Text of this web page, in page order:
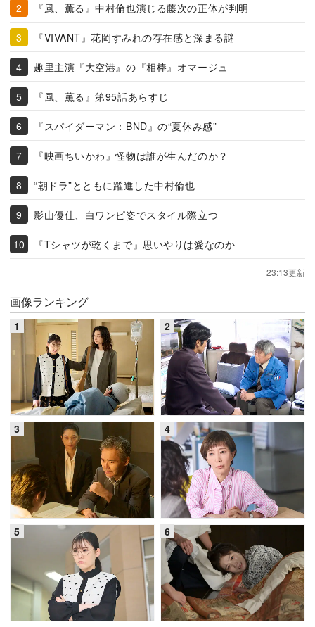
『風、薫る』中村倫也演じる藤次の正体が判明
『VIVANT』花岡すみれの存在感と深まる謎
趣里主演『大空港』の『相棒』オマージュ
『風、薫る』第95話あらすじ
『スパイダーマン：BND』の“夏休み感”
『映画ちいかわ』怪物は誰が生んだのか？
“朝ドラ”とともに躍進した中村倫也
影山優佳、白ワンピ姿でスタイル際立つ
『Tシャツが乾くまで』思いやりは愛なのか
23:13更新
画像ランキング